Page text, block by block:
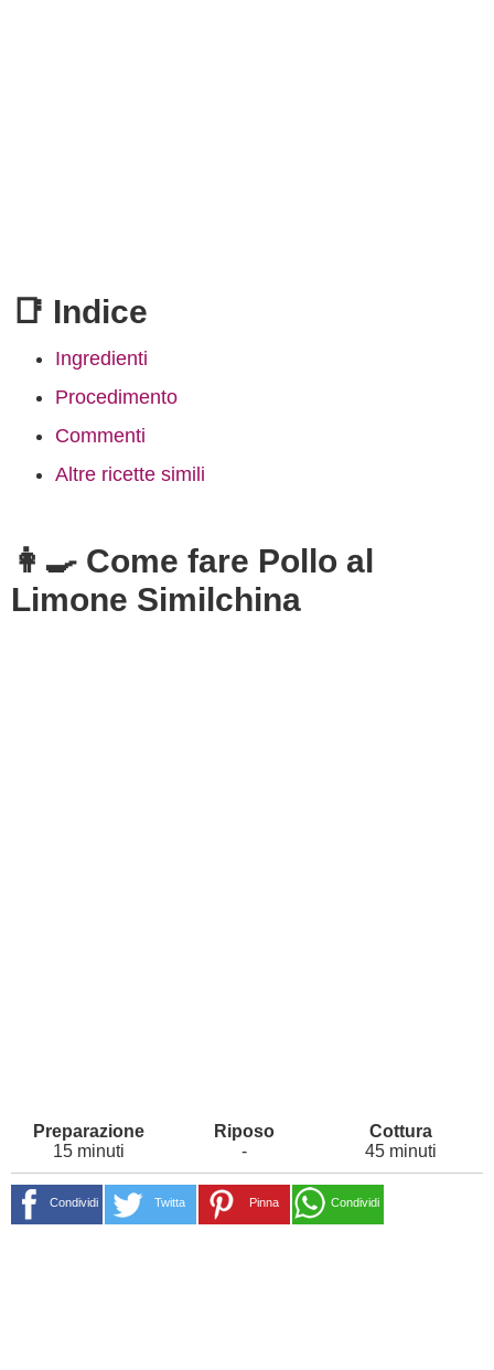
📑 Indice
Ingredienti
Procedimento
Commenti
Altre ricette simili
👩‍🍳 Come fare Pollo al
Limone Similchina
15 minuti - 45 minuti
Condividi Twitta Pinna Condividi